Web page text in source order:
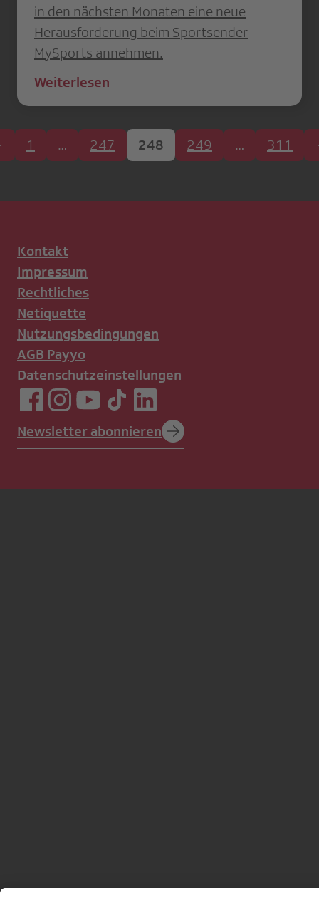
in den nächsten Monaten eine neue
Herausforderung beim Sportsender
MySports annehmen.
Weiterlesen
1 … 247 248 249 … 311
Kontakt
Impressum
Rechtliches
Netiquette
Nutzungsbedingungen
AGB Payyo
Datenschutzeinstellungen
Newsletter abonnieren